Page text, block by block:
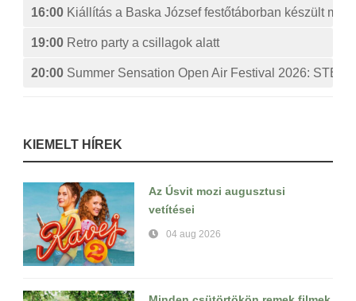
16:00 Kiállítás a Baska József festőtáborban készült
19:00 Retro party a csillagok alatt
20:00 Summer Sensation Open Air Festival 2026:
KIEMELT HÍREK
Az Úsvit mozi augusztusi
vetítései
04 aug 2026